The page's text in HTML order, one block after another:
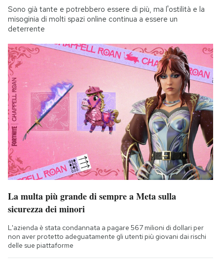
Sono già tante e potrebbero essere di più, ma l'ostilità e la
misoginia di molti spazi online continua a essere un
deterrente
La multa più grande di sempre a Meta sulla
sicurezza dei minori
L'azienda è stata condannata a pagare 567 milioni di dollari per
non aver protetto adeguatamente gli utenti più giovani dai rischi
delle sue piattaforme